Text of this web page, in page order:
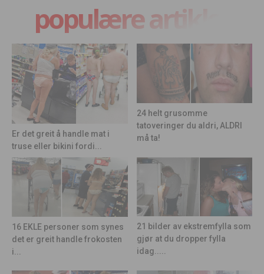
populære artikler
Er det greit å handle mat i
truse eller bikini fordi...
24 helt grusomme
tatoveringer du aldri, ALDRI
må ta!
16 EKLE personer som synes
det er greit handle frokosten
i...
21 bilder av ekstremfylla som
gjør at du dropper fylla
idag.....